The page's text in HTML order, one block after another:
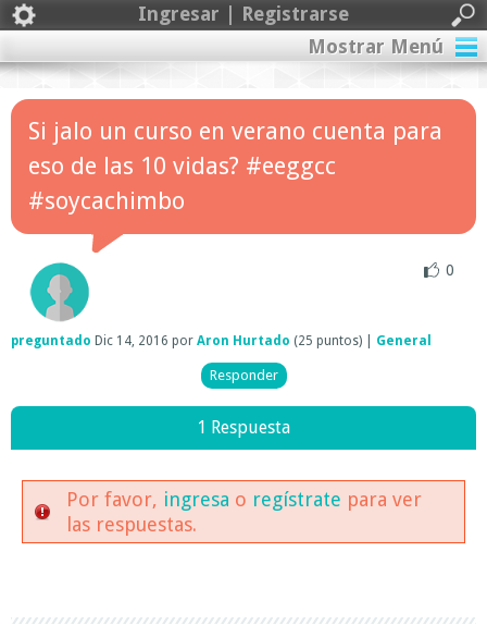
Ingresar | Registrarse
Mostrar Menú
Si jalo un curso en verano cuenta para
eso de las 10 vidas? #eeggcc
#soycachimbo
0
preguntado Dic 14, 2016 por Aron Hurtado (25 puntos) General
1 Respuesta
Por favor, ingresa o regístrate para ver
las respuestas.